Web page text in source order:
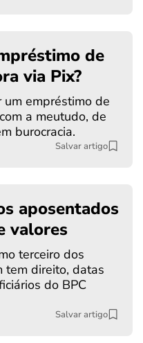
de
via Pix?
um empréstimo de
a meutudo, de
burocracia.
Salvar artigo
aposentados
valores
terceiro dos
tem direito, datas
do BPC
Salvar artigo